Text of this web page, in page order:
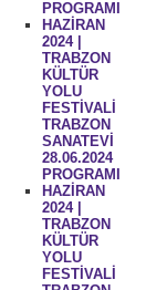
PROGRAMI
HAZİRAN
2024 |
TRABZON
KÜLTÜR
YOLU
FESTİVALİ
TRABZON
SANATEVİ
28.06.2024
PROGRAMI
HAZİRAN
2024 |
TRABZON
KÜLTÜR
YOLU
FESTİVALİ